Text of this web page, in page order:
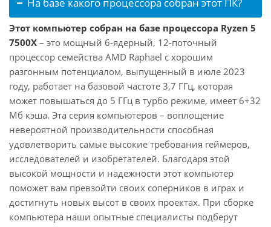
Этот компьютер собран на базе процессора Ryzen 5
7500X – это мощный 6-ядерный, 12-поточный
процессор семейства AMD Raphael с хорошим
разгонным потенциалом, выпущенный в июле 2023
году, работает на базовой частоте 3,7 ГГц, которая
может повышаться до 5 ГГц в турбо режиме, имеет 6+32
Мб кэша. Эта серия компьютеров – воплощение
невероятной производительности способная
удовлетворить самые высокие требования геймеров,
исследователей и изобретателей. Благодаря этой
высокой мощности и надежности этот компьютер
поможет вам превзойти своих соперников в играх и
достигнуть новых высот в своих проектах. При сборке
компьютера наши опытные специалисты подберут